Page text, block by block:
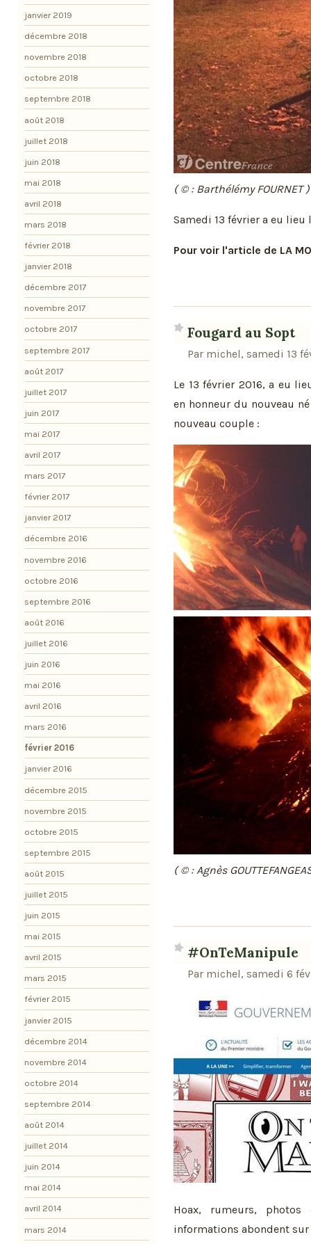
( © : Barthélémy FOURNET )
Samedi 13 février a eu
Pour voir l'article de LA
Fougard au Sopt
Par michel, samedi 13
Le 13 février 2016, a eu
en honneur du nouveau
nouveau couple :
( © : Agnès
#OnTeManipule
Par michel, samedi 6
Hoax, rumeurs,
informations abondent
janvier 2019
décembre 2018
novembre 2018
octobre 2018
septembre 2018
août 2018
juillet 2018
juin 2018
mai 2018
avril 2018
mars 2018
février 2018
janvier 2018
décembre 2017
novembre 2017
octobre 2017
septembre 2017
août 2017
juillet 2017
juin 2017
mai 2017
avril 2017
mars 2017
février 2017
janvier 2017
décembre 2016
novembre 2016
octobre 2016
septembre 2016
août 2016
juillet 2016
juin 2016
mai 2016
avril 2016
mars 2016
février 2016
janvier 2016
décembre 2015
novembre 2015
octobre 2015
septembre 2015
août 2015
juillet 2015
juin 2015
mai 2015
avril 2015
mars 2015
février 2015
janvier 2015
décembre 2014
novembre 2014
octobre 2014
septembre 2014
août 2014
juillet 2014
juin 2014
mai 2014
avril 2014
mars 2014